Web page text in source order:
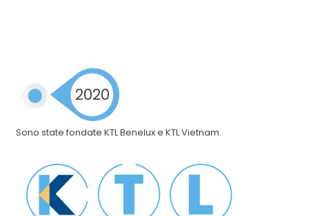
2020
Sono state fondate KTL Benelux e KTL Vietnam.